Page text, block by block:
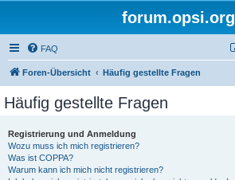
forum.opsi.org
FAQ
Foren-Übersicht Häufig gestellte Fragen
Häufig gestellte Fragen
Registrierung und Anmeldung
Wozu muss ich mich registrieren?
Was ist COPPA?
Warum kann ich mich nicht registrieren?